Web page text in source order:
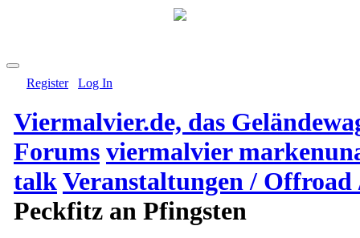
Register Log In
Viermalvier.de, das
Forums viermalvier
talkVeranstaltungen / Offroad
Peckfitz an Pfingsten